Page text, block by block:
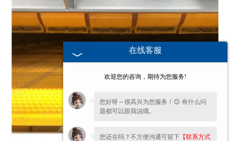
在线客服
欢迎您的咨询，期待为您服务!
您好呀～很高兴为您服务！😊 有什么问
题都可以跟我说哦。
您还在吗？不方便沟通可留下 【联系方式